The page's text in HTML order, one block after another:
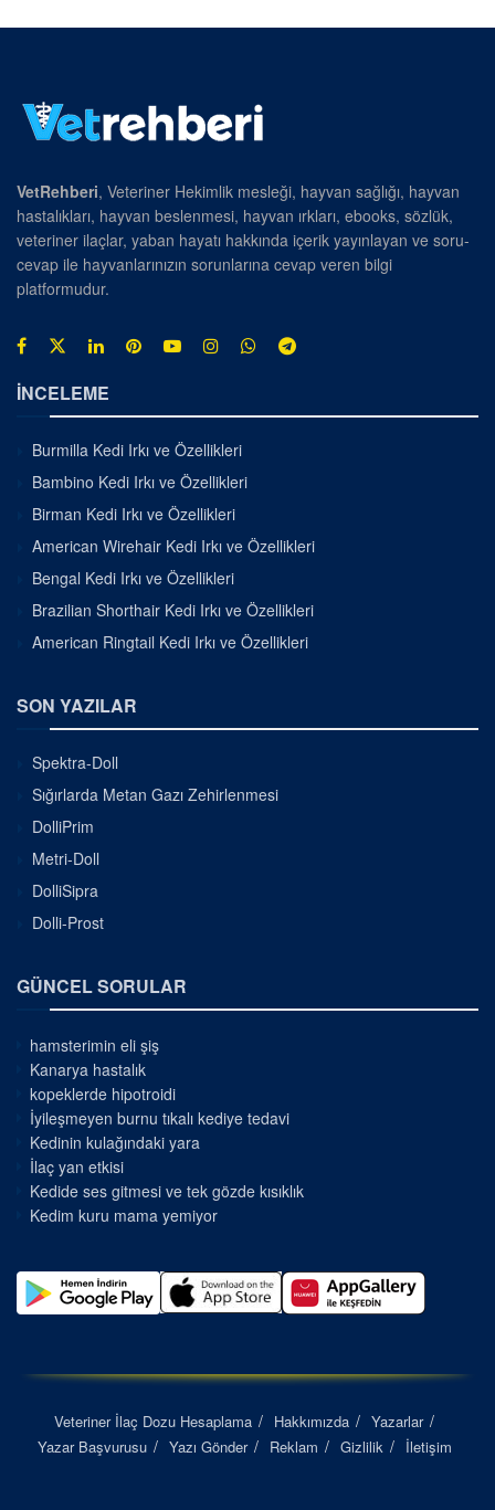
VetRehberi, Veteriner Hekimlik mesleği, hayvan sağlığı, hayvan
hastalıkları, hayvan beslenmesi, hayvan ırkları, ebooks, sözlük,
veteriner ilaçlar, yaban hayatı hakkında içerik yayınlayan ve soru-
cevap ile hayvanlarınızın sorunlarına cevap veren bilgi
platformudur.
İNCELEME
Burmilla Kedi Irkı ve Özellikleri
Bambino Kedi Irkı ve Özellikleri
Birman Kedi Irkı ve Özellikleri
American Wirehair Kedi Irkı ve Özellikleri
Bengal Kedi Irkı ve Özellikleri
Brazilian Shorthair Kedi Irkı ve Özellikleri
American Ringtail Kedi Irkı ve Özellikleri
SON YAZILAR
Spektra-Doll
Sığırlarda Metan Gazı Zehirlenmesi
DolliPrim
Metri-Doll
DolliSipra
Dolli-Prost
GÜNCEL SORULAR
hamsterimin eli şiş
Kanarya hastalık
kopeklerde hipotroidi
İyileşmeyen burnu tıkalı kediye tedavi
Kedinin kulağındaki yara
İlaç yan etkisi
Kedide ses gitmesi ve tek gözde kısıklık
Kedim kuru mama yemiyor
Veteriner İlaç Dozu Hesaplama Hakkımızda
Yazarlar
Yazar Başvurusu
Yazı Gönder Reklam Gizlilik İletişim